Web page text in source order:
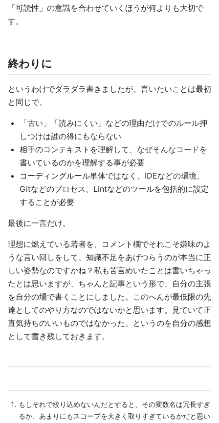
「可読性」の意識を合わせていくほうが何よりも大切で
す。
終わりに
というわけでダラダラ書きましたが、言いたいことは最初
と同じで、
「古い」「読みにくい」などの理由だけでのルール押
しつけは誰の得にもならない
相手のコンテキストを理解して、なぜそんなコードを
書いているのかを理解する事が必要
コーディングルール単体ではなく、IDEなどの環境、
Gitなどのプロセス、Lintなどのツールを包括的に設定
することが必要
最後に一言だけ。
理想に燃えている若者を、コメント欄でそれこそ嫌味のよ
うな言い回しをして、知識不足をあげつらうのが本当に正
しい姿勢なのですかね？私も苦言めいたことは書いちゃっ
たとは思いますが、ちゃんと記事という形で、自分の主張
を自分の場で書くことにしました。このへんが最低限の先
達としてのやり方なのではないかと思います。見ていて正
直気持ちのいいものではなかった、というのを自分の感想
として書き残しておきます。
もしそれで絞り込めないんだとすると、その変数名は冗長すぎ
るか、あまりにもスコープを大きく取りすぎているかだと思い